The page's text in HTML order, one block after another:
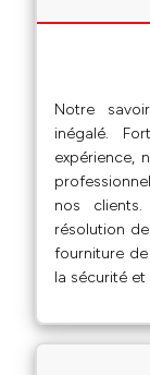
Notre
inégalé.
expérience,
nos
résolution
fourniture
la sécurité